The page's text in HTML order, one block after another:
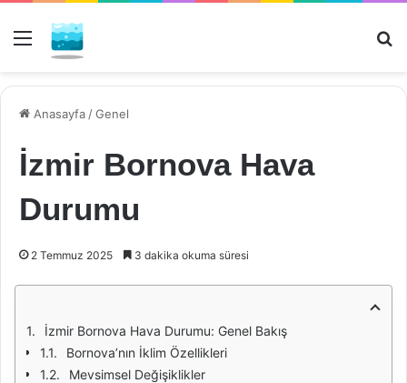
Menü
Anasayfa /Genel
İzmir Bornova Hava
Durumu
2 Temmuz 2025 3 dakika okuma süresi
İzmir Bornova Hava Durumu: Genel Bakış
Bornova’nın İklim Özellikleri
Mevsimsel Değişiklikler